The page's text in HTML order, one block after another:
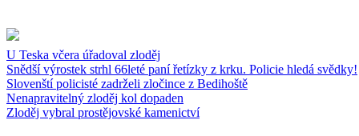
U Teska včera úřadoval zloděj
Snědší výrostek strhl 66leté paní řetízky z krku. Policie hledá svědky!
Slovenští policisté zadrželi zločince z Bedihoště
Nenapravitelný zloděj kol dopaden
Zloděj vybral prostějovské kamenictví